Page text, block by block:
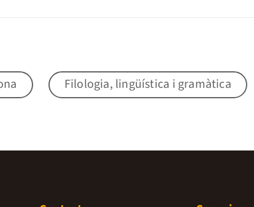
Filologia, lingüística i gramàtica